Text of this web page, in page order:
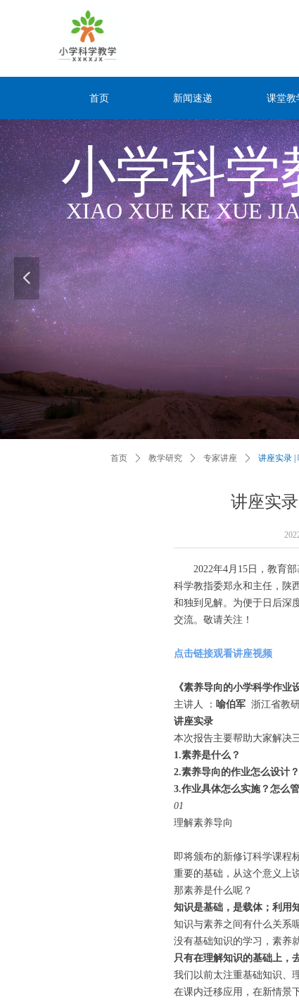
小学科学
XIAO XUE KE XUE
넳
首页 新闻速递 课堂教
讲座实
首页 ꄲ 教学研究 ꄲ 专家讲座 ꄲ 讲座实录 |
2022年4月15日，教育部
科学教指委郑永和主任，陕
和独到见解。为便于日后深
交流。敬请关注！
点击链接观看讲座视频
《素养导向的小学科学作业
主讲人 ： 喻伯军 浙江省教
讲座实录
本次报告主要帮助大家解决
1.素养是什么？
2.素养导向的作业怎么设计？
3.作业具体怎么实施？怎么
01
理解素养导向
即将颁布的新修订科学课程
重要的基础，从这个意义上
那素养是什么呢？
知识是基础，是载体；利用
知识与素养之间有什么关系
没有基础知识的学习，素养
只有在理解知识的基础上，
我们以前太注重基础知识、
在课内迁移应用，在新情景